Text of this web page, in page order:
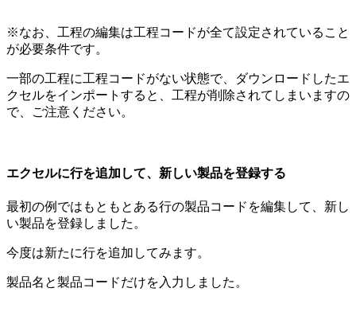
※なお、工程の編集は工程コードが全て設定されていること
が必要条件です。
一部の工程に工程コードがない状態で、ダウンロードしたエ
クセルをインポートすると、工程が削除されてしまいますの
で、ご注意ください。
エクセルに行を追加して、新しい製品を登録する
最初の例ではもともとある行の製品コードを編集して、新し
い製品を登録しました。
今度は新たに行を追加してみます。
製品名と製品コードだけを入力しました。